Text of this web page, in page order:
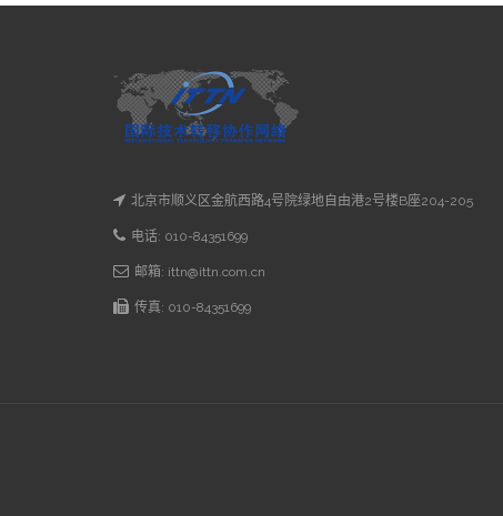
北京市顺义区金航西路4号院绿地自由港2号楼B座204-205
电话: 010-84351699
邮箱: ittn@ittn.com.cn
传真: 010-84351699